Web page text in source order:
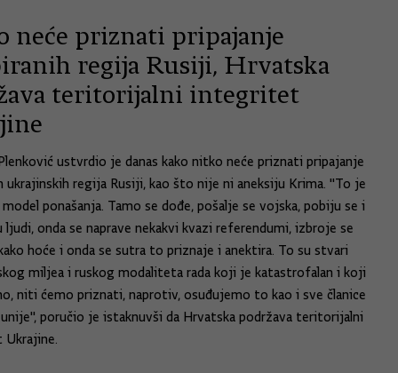
neće priznati pripajanje
regija Rusiji, Hrvatska
teritorijalni integritet
ustvrdio je danas kako nitko neće priznati pripajanje
ukrajinskih regija Rusiji, kao što nije ni aneksiju Krima. "To je
ponašanja. Tamo se dođe, pošalje se vojska, pobiju se i
onda se naprave nekakvi kvazi referendumi, izbroje se
hoće i onda se sutra to priznaje i anektira. To su stvari
miljea i ruskog modaliteta rada koji je katastrofalan i koji
niti ćemo priznati, naprotiv, osuđujemo to kao i sve članice
unije", poručio je istaknuvši da Hrvatska podržava teritorijalni